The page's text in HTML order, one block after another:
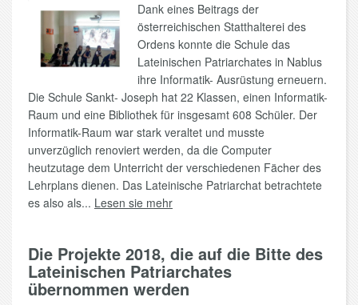
Dank eines Beitrags der
österreichischen Statthalterei des
Ordens konnte die Schule das
Lateinischen Patriarchates in Nablus
ihre Informatik- Ausrüstung erneuern.
Die Schule Sankt- Joseph hat 22 Klassen, einen Informatik-
Raum und eine Bibliothek für insgesamt 608 Schüler. Der
Informatik-Raum war stark veraltet und musste
unverzüglich renoviert werden, da die Computer
heutzutage dem Unterricht der verschiedenen Fächer des
Lehrplans dienen. Das Lateinische Patriarchat betrachtete
es also als... Lesen sie mehr
Die Projekte 2018, die auf die Bitte des
Lateinischen Patriarchates
übernommen werden